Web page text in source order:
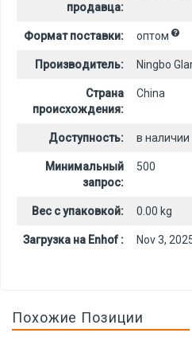
продавца:
Формат поставки: оптом
Производитель: Ningbo
Страна
происхождения:
China
Доступность: в наличии
Минимальный
запрос:
500
Вес с упаковкой: 0.00 kg
Загрузка на Enhof : Nov 3,
Похожие Позиции